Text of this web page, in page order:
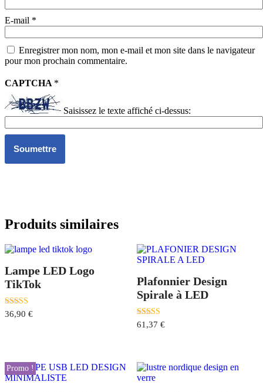
E-mail *
Enregistrer mon nom, mon e-mail et mon site dans le navigateur
pour mon prochain commentaire.
CAPTCHA *
Saisissez le texte affiché ci-dessus:
Produits similaires
Lampe LED Logo
TikTok
Note
4.50
36,90 €
Plafonnier Design
Spirale à LED
Note
3.50
61,37 €
Promo !